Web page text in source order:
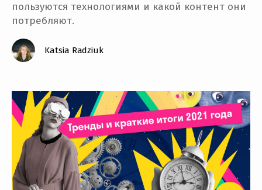
пользуются технологиями и какой контент они
потребляют.
Katsia Radziuk